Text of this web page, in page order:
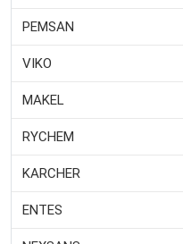
PEMSAN
VIKO
MAKEL
RYCHEM
KARCHER
ENTES